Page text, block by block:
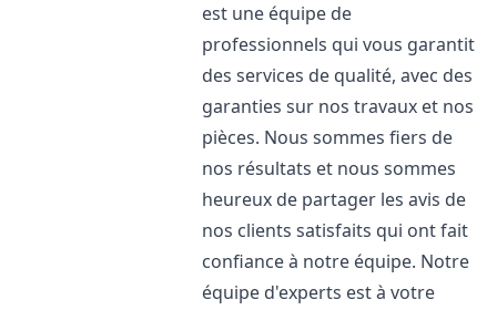
est une équipe de
professionnels qui vous garantit
des services de qualité, avec des
garanties sur nos travaux et nos
pièces. Nous sommes fiers de
nos résultats et nous sommes
heureux de partager les avis de
nos clients satisfaits qui ont fait
confiance à notre équipe. Notre
équipe d'experts est à votre